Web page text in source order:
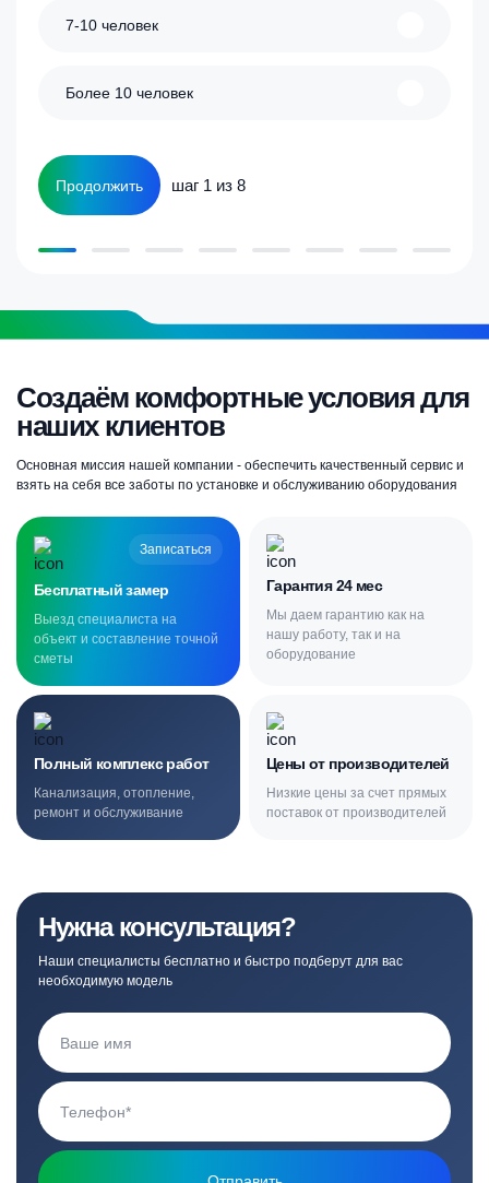
7-10 человек
Более 10 человек
Продолжить шаг 1 из 8
Создаём комфортные условия для
наших клиентов
Основная миссия нашей компании - обеспечить качественный сервис и
взять на себя все заботы по установке и обслуживанию оборудования
Записаться
Бесплатный замер
Выезд специалиста на
объект и составление точной
сметы
Гарантия 24 мес
Мы даем гарантию как на
нашу работу, так и на
оборудование
Полный комплекс работ
Канализация, отопление,
ремонт и обслуживание
Цены от производителей
Низкие цены за счет прямых
поставок от производителей
Нужна консультация?
Наши специалисты бесплатно и быстро подберут для вас
необходимую модель